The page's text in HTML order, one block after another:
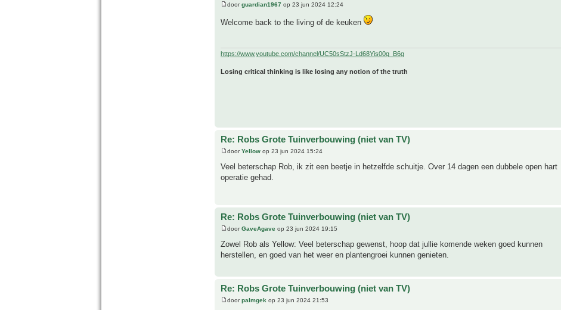
doorguardian1967 op 23 jun 2024 12:24
Welcome back to the living of de keuken
https://www.youtube.com/channel/UC50sStzJ-Ld68Yis00q_B6g
Losing critical thinking is like losing any notion of the truth
Re: Robs Grote Tuinverbouwing (niet van TV)
doorYellow op 23 jun 2024 15:24
Veel beterschap Rob, ik zit een beetje in hetzelfde schuitje. Over 14 dagen een dubbele open hart
operatie gehad.
Re: Robs Grote Tuinverbouwing (niet van TV)
doorGaveAgave op 23 jun 2024 19:15
Zowel Rob als Yellow: Veel beterschap gewenst, hoop dat jullie komende weken goed kunnen
herstellen, en goed van het weer en plantengroei kunnen genieten.
Re: Robs Grote Tuinverbouwing (niet van TV)
doorpalmgek op 23 jun 2024 21:53